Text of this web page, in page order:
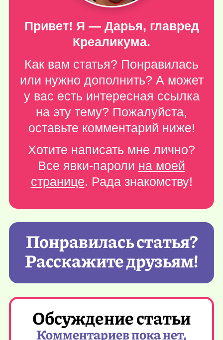
Привет! Я — Дарья, главред
Креаликума.
Как вам статья? Понравилась
или нужно дополнить? А может
у вас есть интересная ссылка
на эту тему? Пожалуйста,
оставьте комментарий ниже!
Хотите написать мне лично?
Все явки-пароли на моей
странице. Рада знакомству!
Понравилась статья?
Расскажите друзьям!
Обсуждение статьи
Комментариев пока нет,